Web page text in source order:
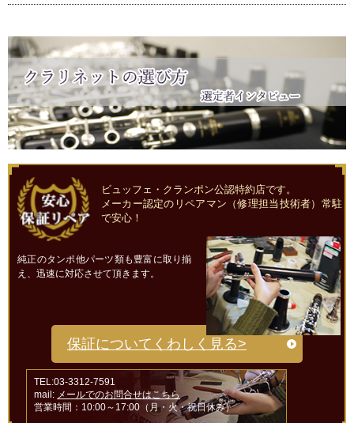
ビュッフェ・クランポン公認特約店です。
メーカー認定のリペアマン（修理担当技術者）常駐
で安心！
純正のタンポ他パーツ類も豊富に取り揃
え、迅速に対応させて頂きます。
保証についてくわしく見る>
TEL:03-3312-7591
mail: メールでのお問合せはこちら
営業時間：10:00～17:00（月・火・祝日休み）